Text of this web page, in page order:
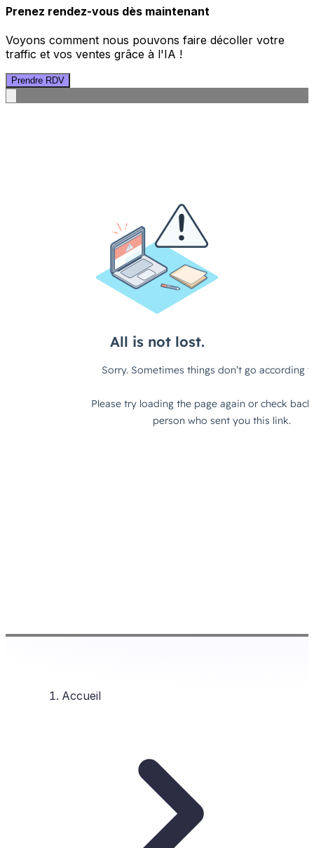
Prenez rendez-vous dès maintenant
Voyons comment nous pouvons faire décoller votre
traffic et vos ventes grâce à l'IA !
Prendre RDV
Accueil